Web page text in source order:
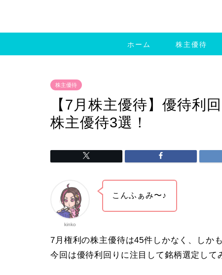
ホーム 株主優待
株主優待
【7月株主優待】優待利
株主優待3選！
kinko
こんふぁみ〜♪
7月権利の株主優待は45件しかなく、しか
今回は優待利回りに注目して銘柄選定して